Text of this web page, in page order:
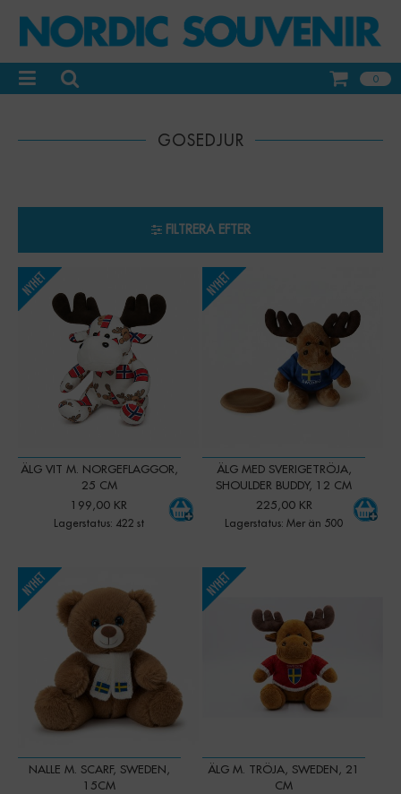
0
GOSEDJUR
FILTRERA EFTER
ÄLG VIT M. NORGEFLAGGOR,
25 CM
199,00 KR
Lagerstatus: 422 st
Qty:
ÄLG MED SVERIGETRÖJA,
SHOULDER BUDDY, 12 CM
225,00 KR
Lagerstatus: Mer än 500
Qty:
NALLE M. SCARF, SWEDEN,
15CM
Qty: +
ÄLG M. TRÖJA, SWEDEN, 21
CM
Qty: